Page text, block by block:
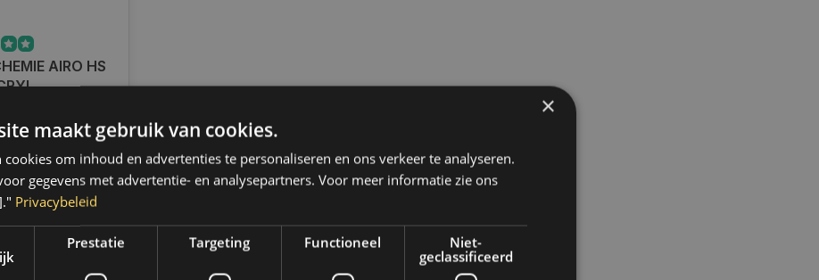
AIRO HS
LAK
binnen 2 a 3
Boven de 50,-
(NL &
×
maakt gebruik van cookies.
cookies om inhoud en advertenties te personaliseren en ons verkeer te analyseren.
gegevens met advertentie- en analysepartners. Voor meer informatie zie ons
Privacybeleid
Prestatie Targeting Functioneel
Niet-
geclassificeerd